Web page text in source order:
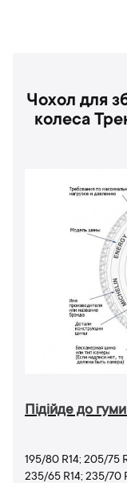
Чохол для
колеса
Підійде до
195/80 R14; 205/75
235/65 R14; 235/70